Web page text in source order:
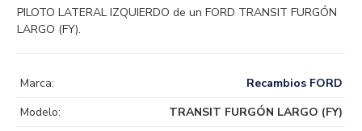
PILOTO LATERAL IZQUIERDO de un FORD TRANSIT FURGÓN
LARGO (FY).
Marca:
Recambios FORD
Modelo:
TRANSIT FURGÓN LARGO (FY)